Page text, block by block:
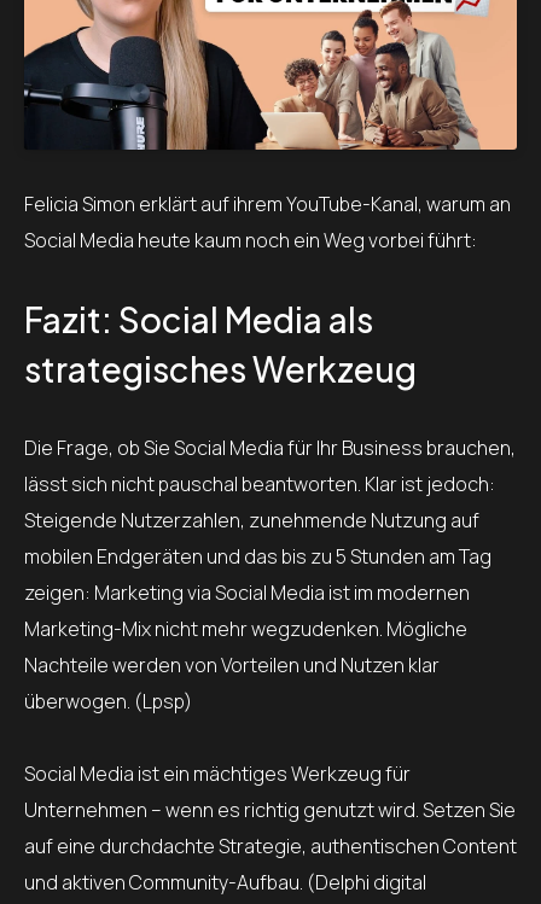
Felicia Simon erklärt auf ihrem YouTube-Kanal, warum an
Social Media heute kaum noch ein Weg vorbei führt:
Fazit: Social Media als
strategisches Werkzeug
Die Frage, ob Sie Social Media für Ihr Business brauchen,
lässt sich nicht pauschal beantworten. Klar ist jedoch:
Steigende Nutzerzahlen, zunehmende Nutzung auf
mobilen Endgeräten und das bis zu 5 Stunden am Tag
zeigen: Marketing via Social Media ist im modernen
Marketing-Mix nicht mehr wegzudenken. Mögliche
Nachteile werden von Vorteilen und Nutzen klar
überwogen. (Lpsp)
Social Media ist ein mächtiges Werkzeug für
Unternehmen – wenn es richtig genutzt wird. Setzen Sie
auf eine durchdachte Strategie, authentischen Content
und aktiven Community-Aufbau. (Delphi digital